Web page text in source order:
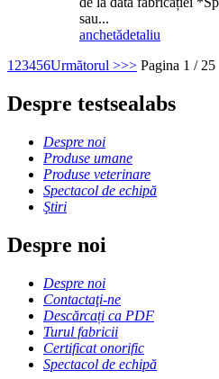
sau...
anchetădetaliu
1 23456Următorul >>> Pagina 1 / 25
Despre testsealabs
Despre noi
Produse umane
Produse veterinare
Spectacol de echipă
Ştiri
Despre noi
Despre noi
Contactaţi-ne
Descărcați ca PDF
Turul fabricii
Certificat onorific
Spectacol de echipă